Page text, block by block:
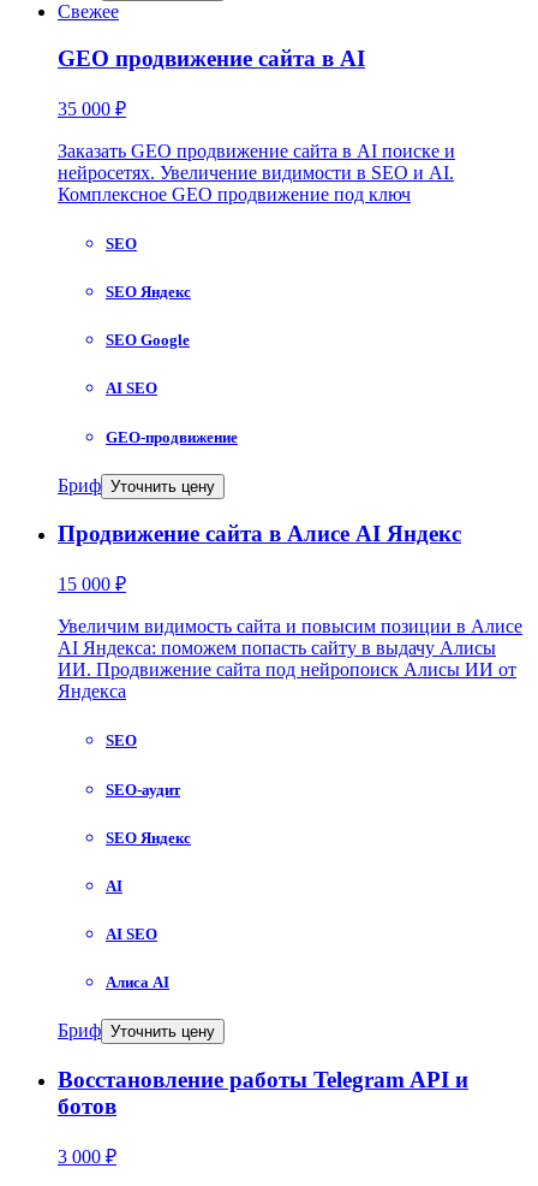
Свежее
GEO продвижение сайта в AI
35 000 ₽
Заказать GEO продвижение сайта в AI поиске и
нейросетях. Увеличение видимости в SEO и AI.
Комплексное GEO продвижение под ключ
SEO
SEO Яндекс
SEO Google
AI SEO
GEO-продвижение
Бриф Уточнить цену
Продвижение сайта в Алисе AI Яндекс
15 000 ₽
Увеличим видимость сайта и повысим позиции в Алисе
AI Яндекса: поможем попасть сайту в выдачу Алисы
ИИ. Продвижение сайта под нейропоиск Алисы ИИ от
Яндекса
SEO
SEO-аудит
SEO Яндекс
AI
AI SEO
Алиса AI
Бриф Уточнить цену
Восстановление работы Telegram API и
ботов
3 000 ₽